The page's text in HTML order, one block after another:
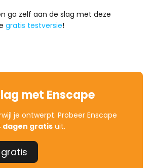
ga zelf aan de slag met deze
gratis testversie!
met Enscape
je ontwerpt. Probeer Enscape
dagen gratis uit.